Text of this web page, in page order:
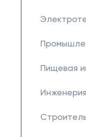
Пищевая